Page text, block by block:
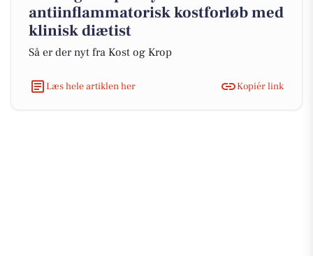
antiinflammatorisk kostforløb med
klinisk diætist
Så er der nyt fra Kost og Krop
Læs hele artiklen her Kopiér link